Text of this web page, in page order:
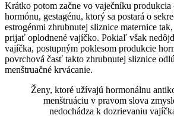
Krátko potom začne vo vaječníku produkcia
hormónu, gestagénu, ktorý sa postará o
estrogénmi zhrubnutej sliznice maternice
prijať oplodnené vajíčko. Pokiaľ však
vajíčka, postupným poklesom produkcie
povrchová časť takto zhrubnutej sliznice
menštruačné krvácanie.
Ženy, ktoré užívajú hormonálnu
menštruáciu v pravom slova
nedochádza k dozrievaniu